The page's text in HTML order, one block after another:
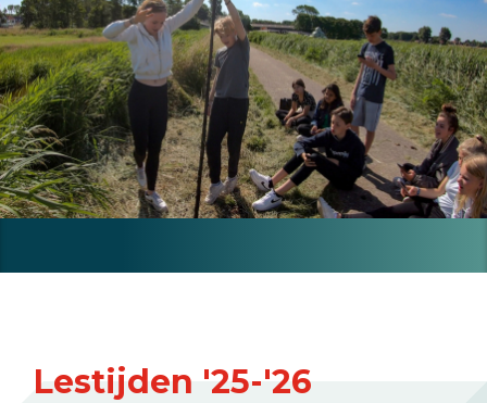
Lestijden '25-'26